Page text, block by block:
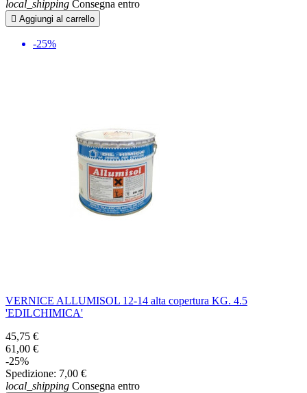
local_shipping Consegna entro
 Aggiungi al carrello
-25%
VERNICE ALLUMISOL 12-14 alta copertura KG. 4.5
'EDILCHIMICA'
45,75 €
61,00 €
-25%
Spedizione: 7,00 €
local_shipping Consegna entro